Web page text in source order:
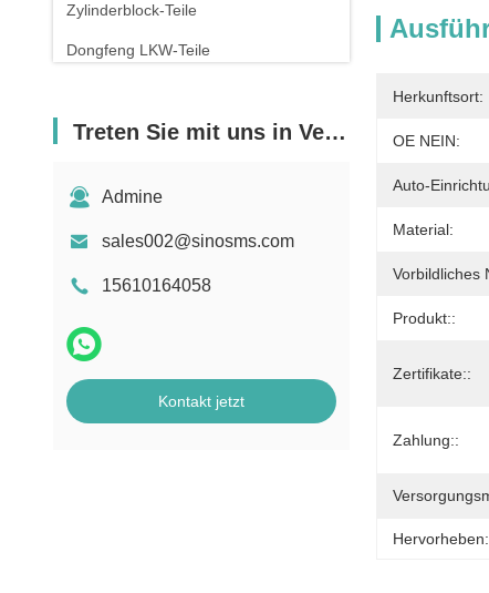
Zylinderblock-Teile
Dongfeng LKW-Teile
Treten Sie mit uns in Verbindung
Admine
sales002@sinosms.com
15610164058
Kontakt jetzt
Herkunftsort:
OE NEIN:
Auto-
Material:
Vorbildliches
Produkt::
Zertifikate::
Zahlung::
Hervorheben: